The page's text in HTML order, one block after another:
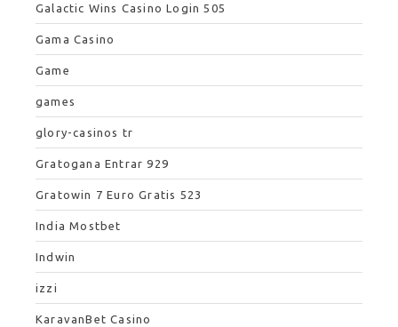
Galactic Wins Casino Login 505
Gama Casino
Game
games
glory-casinos tr
Gratogana Entrar 929
Gratowin 7 Euro Gratis 523
India Mostbet
Indwin
izzi
KaravanBet Casino